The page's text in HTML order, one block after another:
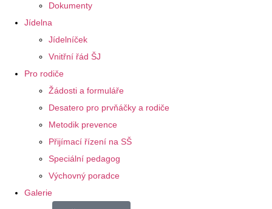
Dokumenty
Jídelna
Jídelníček
Vnitřní řád ŠJ
Pro rodiče
Žádosti a formuláře
Desatero pro prvňáčky a rodiče
Metodik prevence
Přijímací řízení na SŠ
Speciální pedagog
Výchovný poradce
Galerie